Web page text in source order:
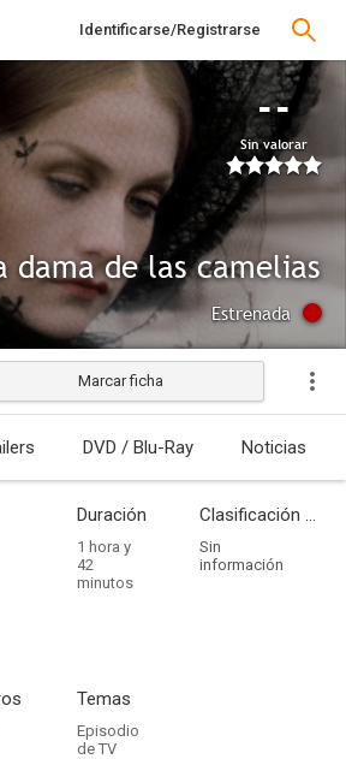
Identificarse/Registrarse
--
Sin valorar
dama de las camelias
Estrenada
Marcar ficha
DVD / Blu-Ray Noticias
Duración
1 hora y
42
minutos
Clasificación por edades
Sin
información
Temas
Episodio
de TV